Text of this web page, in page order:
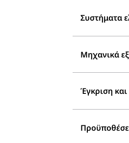
Συστήματα
Μηχανικά
Έγκριση